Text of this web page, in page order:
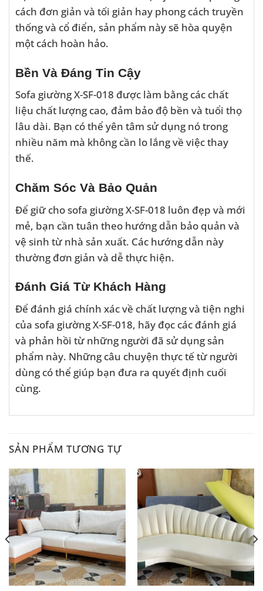
cách đơn giản và tối giản hay phong cách truyền
thống và cổ điển, sản phẩm này sẽ hòa quyện
một cách hoàn hảo.
Bền Và Đáng Tin Cậy
Sofa giường X-SF-018 được làm bằng các chất
liệu chất lượng cao, đảm bảo độ bền và tuổi thọ
lâu dài. Bạn có thể yên tâm sử dụng nó trong
nhiều năm mà không cần lo lắng về việc thay
thế.
Chăm Sóc Và Bảo Quản
Để giữ cho sofa giường X-SF-018 luôn đẹp và mới
mẻ, bạn cần tuân theo hướng dẫn bảo quản và
vệ sinh từ nhà sản xuất. Các hướng dẫn này
thường đơn giản và dễ thực hiện.
Đánh Giá Từ Khách Hàng
Để đánh giá chính xác về chất lượng và tiện nghi
của sofa giường X-SF-018, hãy đọc các đánh giá
và phản hồi từ những người đã sử dụng sản
phẩm này. Những câu chuyện thực tế từ người
dùng có thể giúp bạn đưa ra quyết định cuối
cùng.
SẢN PHẨM TƯƠNG TỰ